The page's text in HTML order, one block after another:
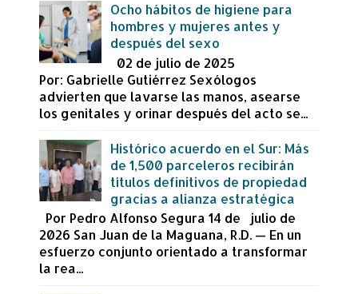
Ocho hábitos de higiene para
hombres y mujeres antes y
después del sexo
02 de julio de 2025
Por: Gabrielle Gutiérrez Sexólogos
advierten que lavarse las manos, asearse
los genitales y orinar después del acto se...
Histórico acuerdo en el Sur: Más
de 1,500 parceleros recibirán
títulos definitivos de propiedad
gracias a alianza estratégica
Por Pedro Alfonso Segura 14 de julio de
2026 San Juan de la Maguana, R.D. — En un
esfuerzo conjunto orientado a transformar
la rea...